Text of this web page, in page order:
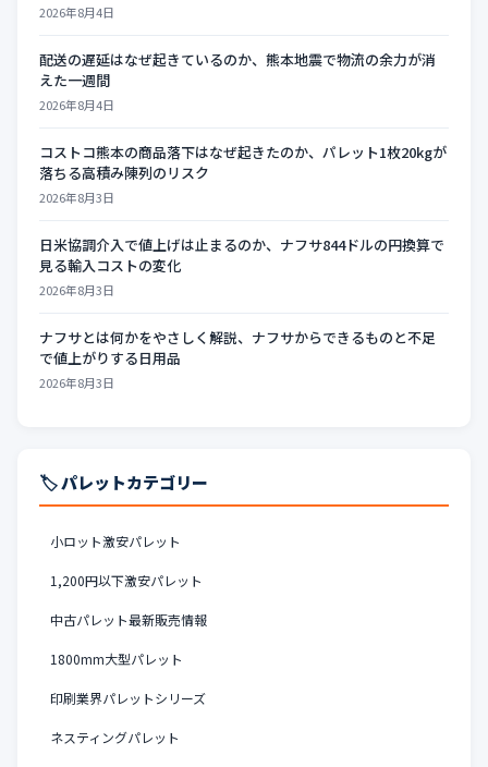
2026年8月4日
配送の遅延はなぜ起きているのか、熊本地震で物流の余力が消
えた一週間
2026年8月4日
コストコ熊本の商品落下はなぜ起きたのか、パレット1枚20kgが
落ちる高積み陳列のリスク
2026年8月3日
日米協調介入で値上げは止まるのか、ナフサ844ドルの円換算で
見る輸入コストの変化
2026年8月3日
ナフサとは何かをやさしく解説、ナフサからできるものと不足
で値上がりする日用品
2026年8月3日
🏷️ パレットカテゴリー
小ロット激安パレット
1,200円以下激安パレット
中古パレット最新販売情報
1800mm大型パレット
印刷業界パレットシリーズ
ネスティングパレット